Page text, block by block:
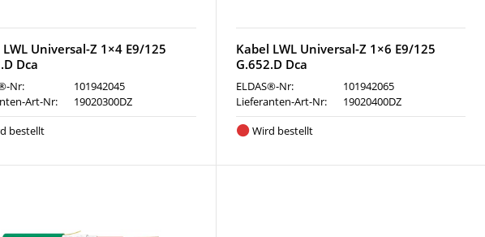
LWL Universal-Z 1×4 E9/125
Dca
Nr:
101942045
Art-Nr:
19020300DZ
bestellt
Kabel LWL Universal-Z 1×6 E9/125
G.652.D Dca
ELDAS®-Nr:
101942065
Lieferanten-Art-Nr:
19020400DZ
Wird bestellt